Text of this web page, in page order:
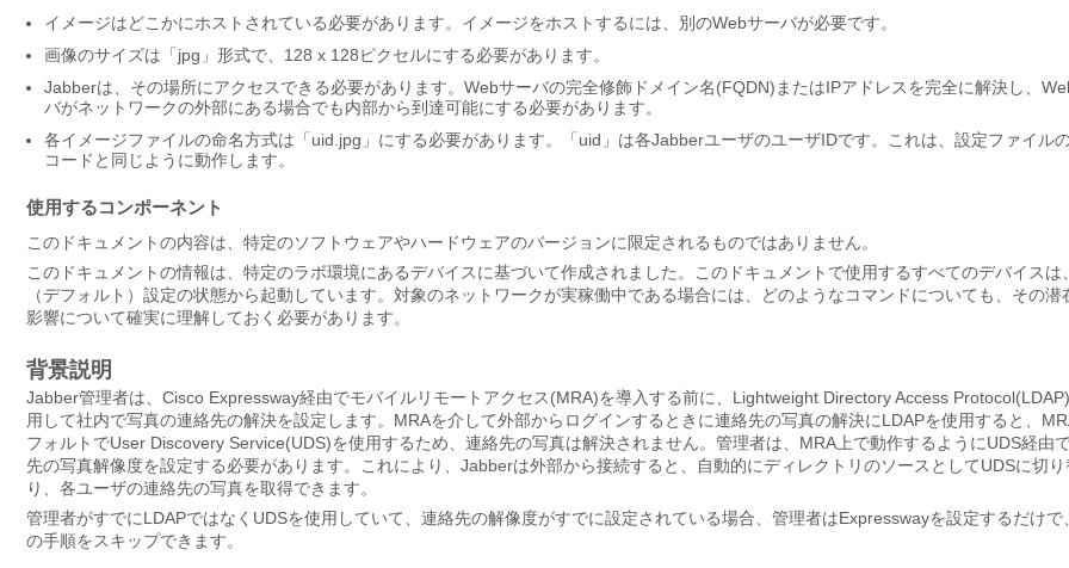
イメージはどこかにホストされている必要があります。イメージをホストするには、別のWebサーバが必要です。
画像のサイズは「jpg」形式で、128 x 128ピクセルにする必要があります。
Jabberは、その場所にアクセスできる必要があります。Webサーバの完全修飾ドメイン名(FQDN)またはIPアドレスを完全に解決し、
バがネットワークの外部にある場合でも内部から到達可能にする必要があります。
各イメージファイルの命名方式は「uid.jpg」にする必要があります。「uid」は各JabberユーザのユーザIDです。これは、設定ファイル
コードと同じように動作します。
使用するコンポーネント
このドキュメントの内容は、特定のソフトウェアやハードウェアのバージョンに限定されるものではありません。
このドキュメントの情報は、特定のラボ環境にあるデバイスに基づいて作成されました。このドキュメントで使用するすべてのデバイスは
（デフォルト）設定の状態から起動しています。対象のネットワークが実稼働中である場合には、どのようなコマンドについても、その潜
影響について確実に理解しておく必要があります。
背景説明
Jabber管理者は、Cisco Expressway経由でモバイルリモートアクセス(MRA)を導入する前に、Lightweight Directory Access
用して社内で写真の連絡先の解決を設定します。MRAを介して外部からログインするときに連絡先の写真の解決にLDAPを使用すると、
フォルトでUser Discovery Service(UDS)を使用するため、連絡先の写真は解決されません。管理者は、MRA上で動作するようにUDS経由
先の写真解像度を設定する必要があります。これにより、Jabberは外部から接続すると、自動的にディレクトリのソースとしてUDSに切り
り、各ユーザの連絡先の写真を取得できます。
管理者がすでにLDAPではなくUDSを使用していて、連絡先の解像度がすでに設定されている場合、管理者はExpresswayを設定するだけで
の手順をスキップできます。